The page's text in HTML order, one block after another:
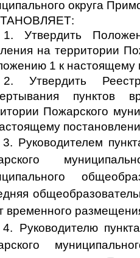
округа
1. Утвердить
на территории
1 к настоящему
2. Утвердить
пунктов
Пожарского
3. Руководителем
временного
4. Руководителю